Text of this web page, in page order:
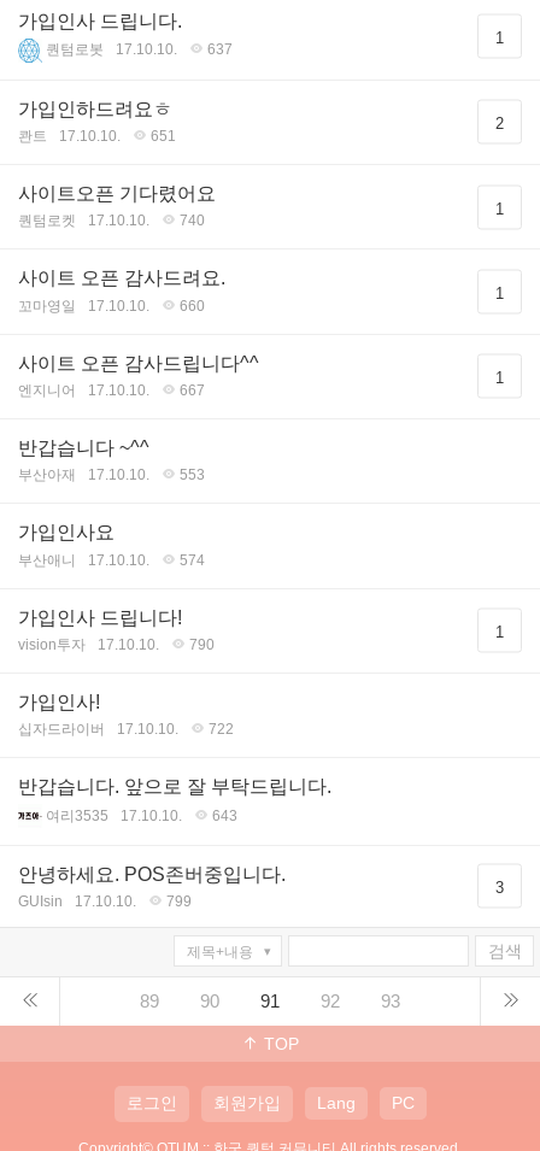
가입인사 드립니다.
퀀텀로봇 17.10.10. 637
1
가입인하드려요ㅎ
콴트 17.10.10. 651
2
사이트오픈 기다렸어요
퀀텀로켓 17.10.10. 740
1
사이트 오픈 감사드려요.
꼬마영일 17.10.10. 660
1
사이트 오픈 감사드립니다^^
엔지니어 17.10.10. 667
1
반갑습니다 ~^^
부산아재 17.10.10. 553
가입인사요
부산애니 17.10.10. 574
가입인사 드립니다!
vision투자 17.10.10. 790
1
가입인사!
십자드라이버 17.10.10. 722
반갑습니다. 앞으로 잘 부탁드립니다.
여리3535 17.10.10. 643
안녕하세요. POS존버중입니다.
GUIsin 17.10.10. 799
3
검색
89 90 91 92 93
TOP
로그인 회원가입 Lang PC
Copyright© QTUM :: 한국 퀀텀 커뮤니티 All rights reserved.